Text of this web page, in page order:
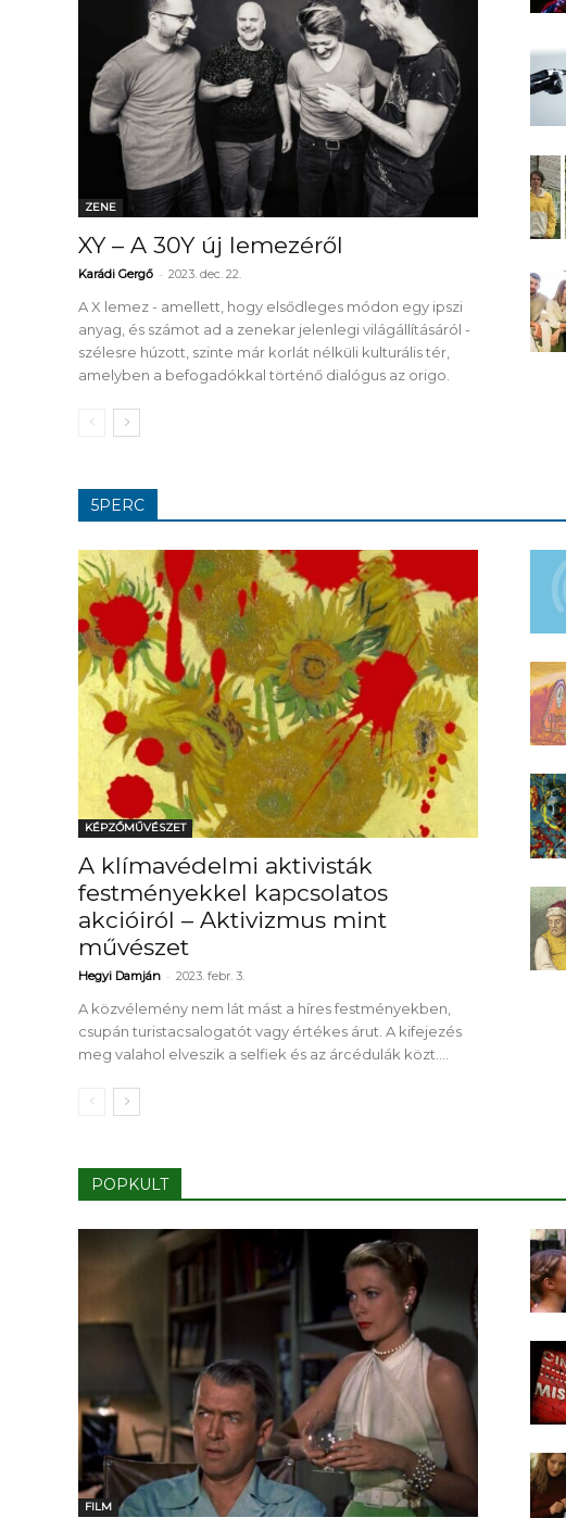
ZENE
XY – A 30Y új lemezéről
Karádi Gergő - 2023. dec. 22.
A X lemez - amellett, hogy elsődleges módon egy ipszi
anyag, és számot ad a zenekar jelenlegi világállításáról -
szélesre húzott, szinte már korlát nélküli kulturális tér,
amelyben a befogadókkal történő dialógus az origo.
5PERC
KÉPZŐMŰVÉSZET
A klímavédelmi aktivisták
festményekkel kapcsolatos
akcióiról – Aktivizmus mint
művészet
Hegyi Damján - 2023. febr. 3.
A közvélemény nem lát mást a híres festményekben,
csupán turistacsalogatót vagy értékes árut. A kifejezés
meg valahol elveszik a selfiek és az árcédulák közt....
POPKULT
FILM